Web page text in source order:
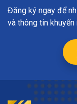
Đăng ký ngay để
và thông tin